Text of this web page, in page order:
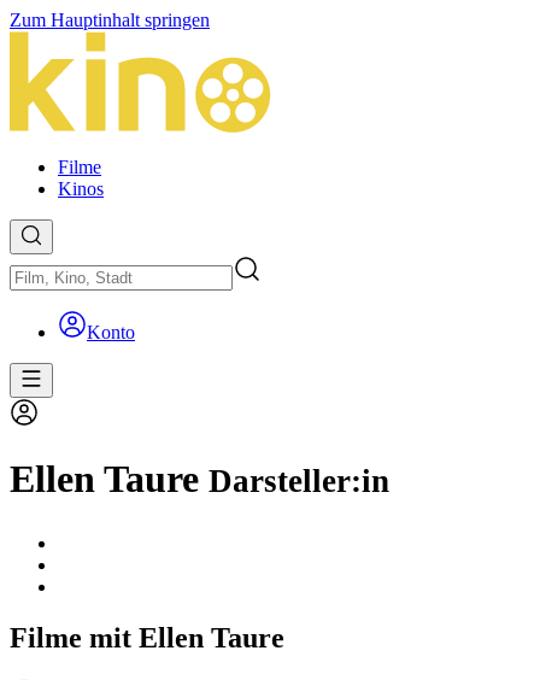
Zum Hauptinhalt springen
Filme
Kinos
Konto
Ellen Taure Darsteller:in
Filme mit Ellen Taure